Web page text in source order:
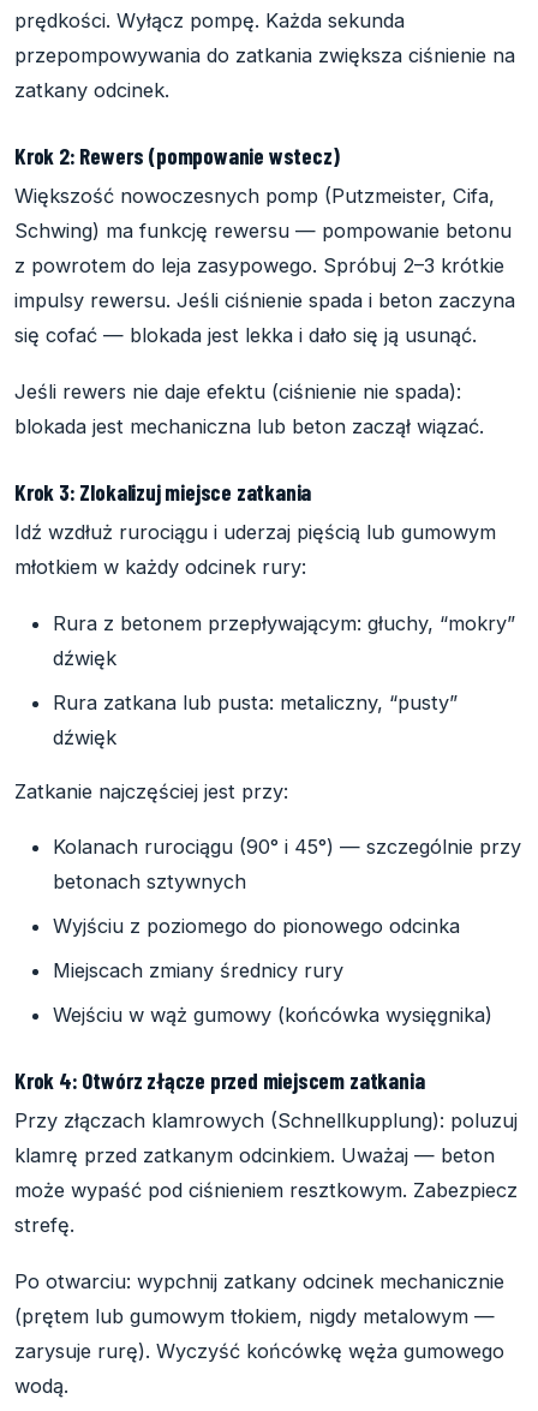
prędkości. Wyłącz pompę. Każda sekunda
przepompowywania do zatkania zwiększa ciśnienie na
zatkany odcinek.
Krok 2: Rewers (pompowanie wstecz)
Większość nowoczesnych pomp (Putzmeister, Cifa,
Schwing) ma funkcję rewersu — pompowanie betonu
z powrotem do leja zasypowego. Spróbuj 2–3 krótkie
impulsy rewersu. Jeśli ciśnienie spada i beton zaczyna
się cofać — blokada jest lekka i dało się ją usunąć.
Jeśli rewers nie daje efektu (ciśnienie nie spada):
blokada jest mechaniczna lub beton zaczął wiązać.
Krok 3: Zlokalizuj miejsce zatkania
Idź wzdłuż rurociągu i uderzaj pięścią lub gumowym
młotkiem w każdy odcinek rury:
Rura z betonem przepływającym: głuchy, “mokry”
dźwięk
Rura zatkana lub pusta: metaliczny, “pusty”
dźwięk
Zatkanie najczęściej jest przy:
Kolanach rurociągu (90° i 45°) — szczególnie przy
betonach sztywnych
Wyjściu z poziomego do pionowego odcinka
Miejscach zmiany średnicy rury
Wejściu w wąż gumowy (końcówka wysięgnika)
Krok 4: Otwórz złącze przed miejscem zatkania
Przy złączach klamrowych (Schnellkupplung): poluzuj
klamrę przed zatkanym odcinkiem. Uważaj — beton
może wypaść pod ciśnieniem resztkowym. Zabezpiecz
strefę.
Po otwarciu: wypchnij zatkany odcinek mechanicznie
(prętem lub gumowym tłokiem, nigdy metalowym —
zarysuje rurę). Wyczyść końcówkę węża gumowego
wodą.